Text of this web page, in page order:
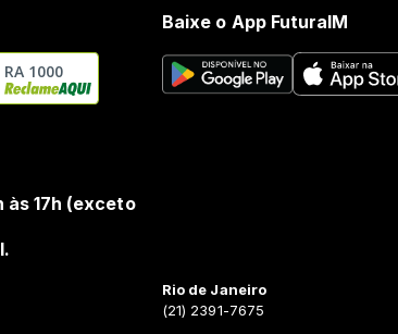
RA 1000
Baixe o App FuturaIM
17h (exceto
Rio de Janeiro
(21) 2391-7675